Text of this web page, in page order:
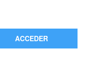
ACCEDER